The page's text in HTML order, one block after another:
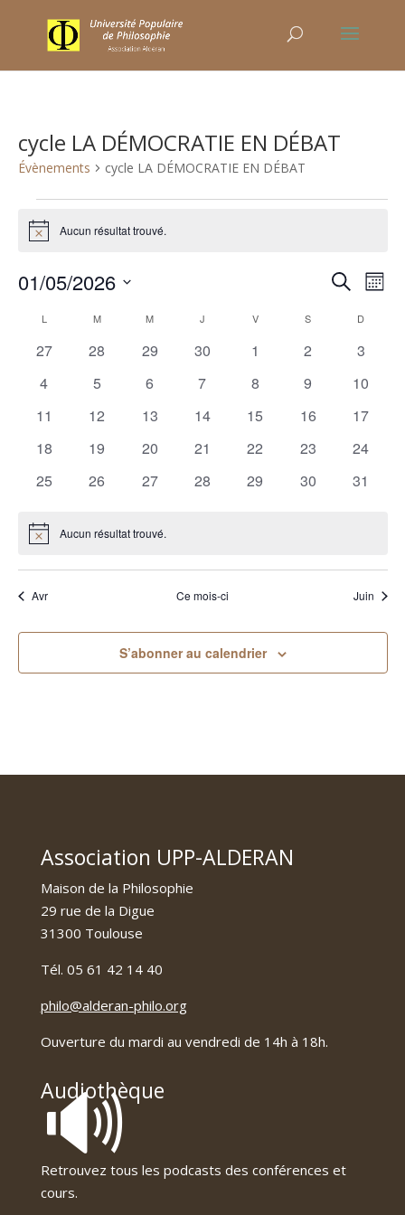
cycle LA DÉMOCRATIE EN DÉBAT
Évènements cycle LA DÉMOCRATIE EN DÉBAT
Évènements
Notice Aucun résultat trouvé.
vues
Recherche
de
Mois
01/05/2026
date.
Calendrier
de
L MMARDI M MERCREDI
J VVENDREDIS D
0
27
0
28
0
29
0
30
0
1
0
2
0
3
0
4
0
5
0
6
0
7
0
8
0
9
0
10
0
11
0
12
0
13
0
14
0
15
0
16
0
17
0
18
0
19
0
20
0
21
0
22
0
23
0
24
0
25
0
26
0
27
0
28
0
29
0
30
0
31
Notice Aucun résultat trouvé.
Avr Ce mois-ci Juin
S’abonner au calendrier
Association UPP-ALDERAN
Maison de la Philosophie
29 rue de la Digue
31300 Toulouse
Tél. 05 61 42 14 40
philo@alderan-philo.org
Ouverture du mardi au vendredi de 14h à 18h.
Audiothèque
🔊
Retrouvez tous les podcasts des conférences et
cours.